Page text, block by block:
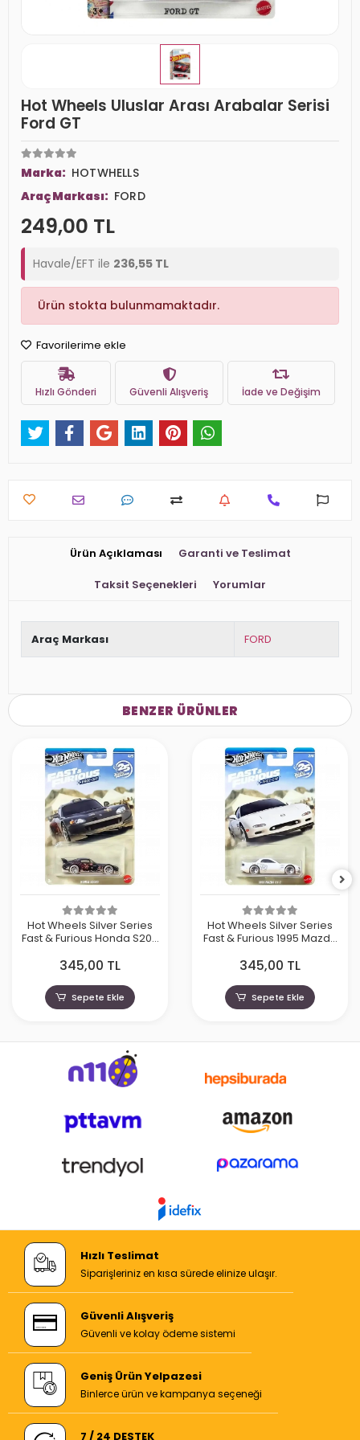
Hot Wheels Uluslar Arası Arabalar Serisi
Ford GT
Marka: HOTWHELLS
Araç Markası: FORD
249,00 TL
Havale/EFT ile 236,55 TL
Ürün stokta bulunmamaktadır.
Favorilerime ekle
Hızlı Gönderi Güvenli Alışveriş İade ve Değişim
Ürün Açıklaması Garanti ve Teslimat
Taksit Seçenekleri Yorumlar
Araç Markası FORD
BENZER ÜRÜNLER
Hot Wheels Silver Series
Fast & Furious Honda S200
345,00 TL
Sepete Ekle
Hot Wheels Silver Series
Fast & Furious 1995 Mazda
345,00 TL
Sepete Ekle
Hızlı Teslimat
Siparişleriniz en kısa sürede elinize ulaşır.
Güvenli Alışveriş
Güvenli ve kolay ödeme sistemi
Geniş Ürün Yelpazesi
Binlerce ürün ve kampanya seçeneği
7 / 24 DESTEK